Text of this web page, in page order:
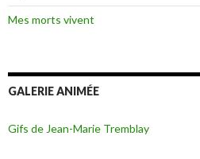
Mes morts vivent
GALERIE ANIMÉE
Gifs de Jean-Marie Tremblay